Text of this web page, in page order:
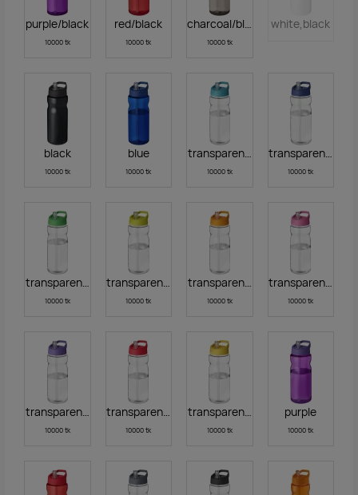
purple/black
10000 tk
red/black
10000 tk
charcoal/black
10000 tk
white,black
black
10000 tk
blue
10000 tk
transparent/aqua blue
10000 tk
transparent blue
10000 tk
transparent green
10000 tk
transparent lime
10000 tk
transparent orange
10000 tk
transparent pink
10000 tk
transparent purple
10000 tk
transparent red
10000 tk
transparent yellow
10000 tk
purple
10000 tk